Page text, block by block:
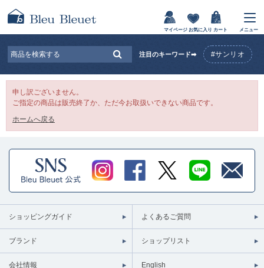
マイページ お気に入り カート メニュー
注目のキーワード➡ #サンリオ
申し訳ございません。
ご指定の商品は販売終了か、ただ今お取扱いできない商品です。
ホームへ戻る
ショッピングガイド よくあるご質問
ブランド ショップリスト
会社情報 English